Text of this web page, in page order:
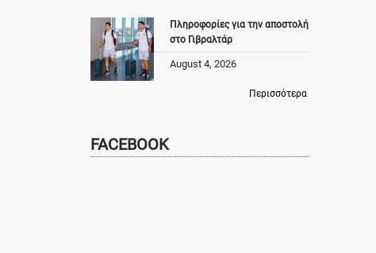
Πληροφορίες για την αποστολή
στο Γιβραλτάρ
August 4, 2026
Περισσότερα
FACEBOOK